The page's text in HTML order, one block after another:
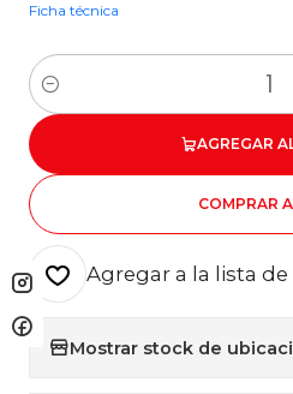
Ficha técnica
Cantidad
AGREGAR
COMPRAR
Agregar a la lista
Mostrar stock de